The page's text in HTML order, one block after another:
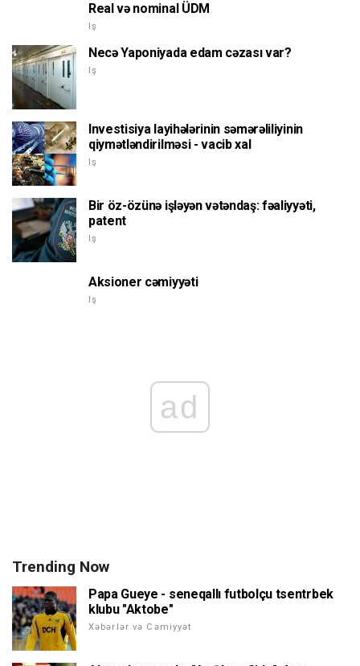
Real və nominal ÜDM
Iş
Necə Yaponiyada edam cəzası var?
Iş
Investisiya layihələrinin səmərəliliyinin
qiymətləndirilməsi - vacib xal
Iş
Bir öz-özünə işləyən vətəndaş: fəaliyyəti,
patent
Iş
Aksioner cəmiyyəti
Iş
ad
Trending Now
Papa Gueye - seneqallı futbolçu tsentrbek
klubu "Aktobe"
Xəbərlər və Cəmiyyət